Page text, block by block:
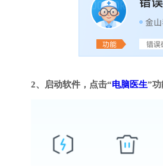
2、启动软件，点击“电脑医生”功